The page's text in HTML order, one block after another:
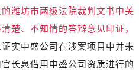
潍坊市两级法院裁判文书中关
楚、不知情的答辩意见印证，
实中盛公司在涉案项目中并未
长泉借用中盛公司资质进行的